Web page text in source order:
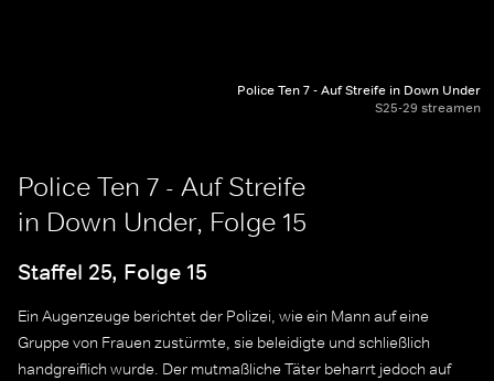
Police Ten 7 - Auf Streife in Down Under
S25-29 streamen
Police Ten 7 - Auf Streife
in Down Under, Folge 15
Staffel 25, Folge 15
Ein Augenzeuge berichtet der Polizei, wie ein Mann auf eine
Gruppe von Frauen zustürmte, sie beleidigte und schließlich
handgreiflich wurde. Der mutmaßliche Täter beharrt jedoch auf